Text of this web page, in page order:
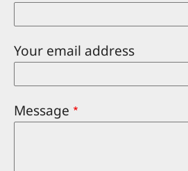
Your email address
Message